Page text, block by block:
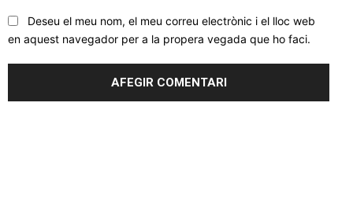
Deseu el meu nom, el meu correu electrònic i el lloc web
en aquest navegador per a la propera vegada que ho faci.